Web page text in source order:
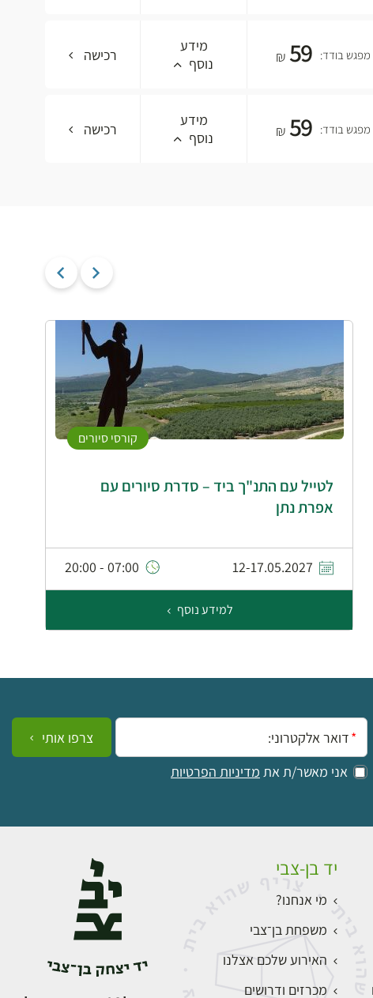
מפגש בודד: ₪ 59
מידע
נוסף
רכישה
מפגש בודד: ₪ 59
מידע
נוסף
רכישה
קורסי סיורים
לטייל עם התנ"ך ביד – סדרת סיורים עם
אפרת נתן
12-17.05.2027
07:00 - 20:00
למידע נוסף
אימייל:
אני מאשר/ת את מדיניות הפרטיות
צרפו אותי
יד בן-צבי
מי אנחנו?
משפחת בן־צבי
האירוע שלכם אצלנו
מכרזים ודרושים